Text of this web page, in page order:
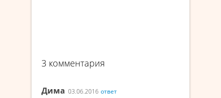
3 комментария
Дима 03.06.2016 ответ